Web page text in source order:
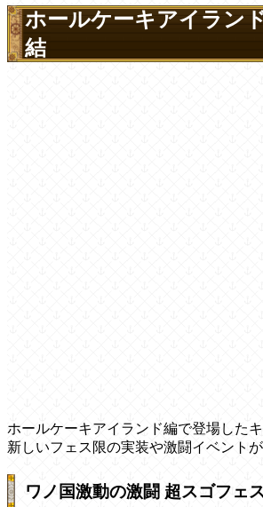
ホールケーキアイラン
結
ホールケーキアイランド編で登場した
新しいフェス限の実装や激闘イベントが
ワノ国激動の激闘 超スゴフェ